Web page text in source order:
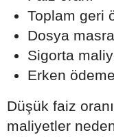
Toplam geri
Dosya
Sigorta
Erken
Düşük faiz
maliyetler